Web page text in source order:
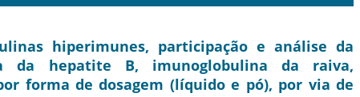
hiperimunes, participação e análise da
da hepatite B, imunoglobulina da raiva,
forma de dosagem (líquido e pó), por via de